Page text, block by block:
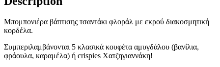
Μπομπονιέρα βάπτισης τσαντάκι φλοράλ με εκρού διακοσμητική
κορδέλα.
Συμπεριλαμβάνονται 5 κλασικά κουφέτα αμυγδάλου (βανίλια,
φράουλα, καραμέλα) ή crispies Χατζηγιαννάκη!